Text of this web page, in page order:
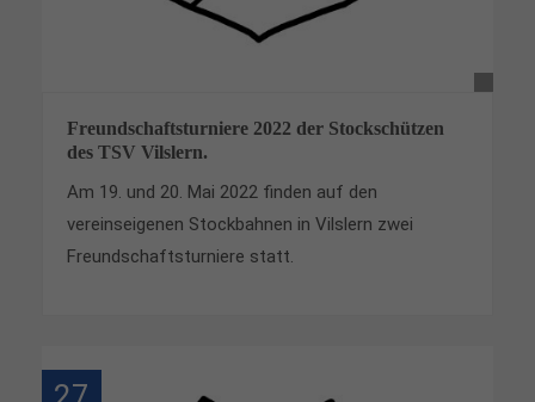
Freundschaftsturniere 2022 der Stockschützen
des TSV Vilslern.
Am 19. und 20. Mai 2022 finden auf den
vereinseigenen Stockbahnen in Vilslern zwei
Freundschaftsturniere statt.